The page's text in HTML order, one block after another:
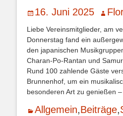
Veröffentlicht
am
16. Juni 2025 Autor
Liebe Vereinsmitglieder, am
Donnerstag fand ein
den japanischen
Charan-Po-Rantan und
Rund 100 zahlende Gäste
Brunnenhof, um ein
besonderen Art zu genießen –
Kategorien
Allgemein,Beiträge,